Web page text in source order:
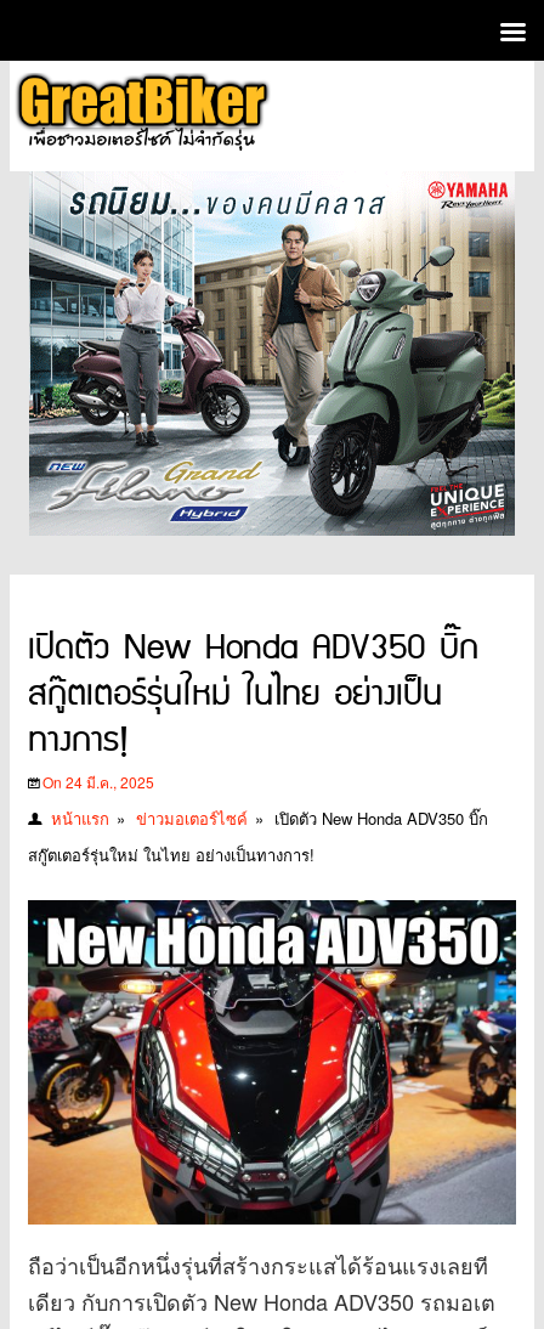
เปิดตัว New Honda ADV350 บิ๊ก
สกู๊ตเตอร์รุ่นใหม่ ในไทย อย่างเป็น
ทางการ!
On 24 มี.ค., 2025
หน้าแรก » ข่าวมอเตอร์ไซค์ » เปิดตัว New Honda ADV350 บิ๊ก
สกู๊ตเตอร์รุ่นใหม่ ในไทย อย่างเป็นทางการ!
ถือว่าเป็นอีกหนึ่งรุ่นที่สร้างกระแสได้ร้อนแรงเลยที
เดียว กับการเปิดตัว New Honda ADV350 รถมอเต